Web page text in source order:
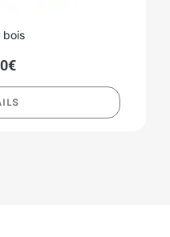
bois
€